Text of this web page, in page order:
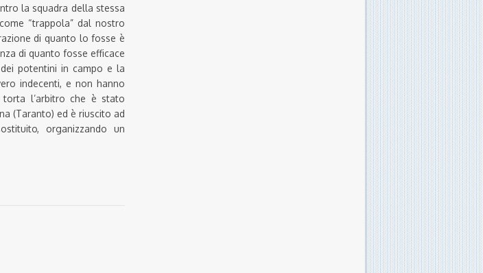
la squadra della stessa
“trappola” dal nostro
di quanto lo fosse è
di quanto fosse efficace
potentini in campo e la
indecenti, e non hanno
torta l’arbitro che è stato
(Taranto) ed è riuscito ad
organizzando un